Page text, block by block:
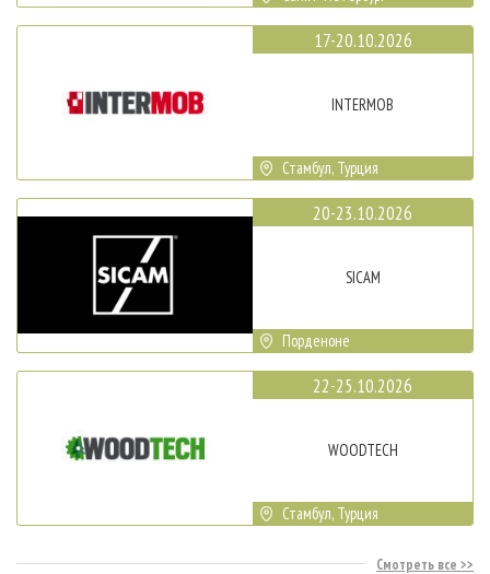
17-20.10.2026
INTERMOB
Стамбул, Турция
20-23.10.2026
SICAM
Порденоне
22-25.10.2026
WOODTECH
Стамбул, Турция
Смотреть все